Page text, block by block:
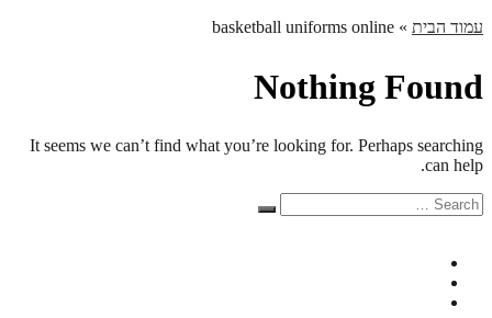
עמוד הבית »
basketball uniforms online
Nothing Found
It seems we can’t find what you’re looking for. Perhaps searching
can help.
Search
for:
Search